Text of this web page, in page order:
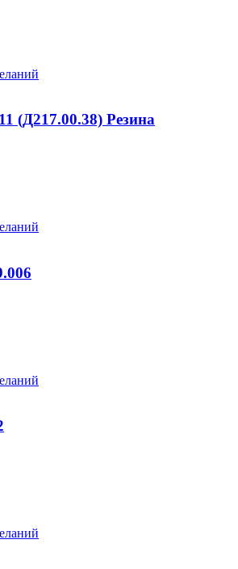
(Д217.00.38) Резина